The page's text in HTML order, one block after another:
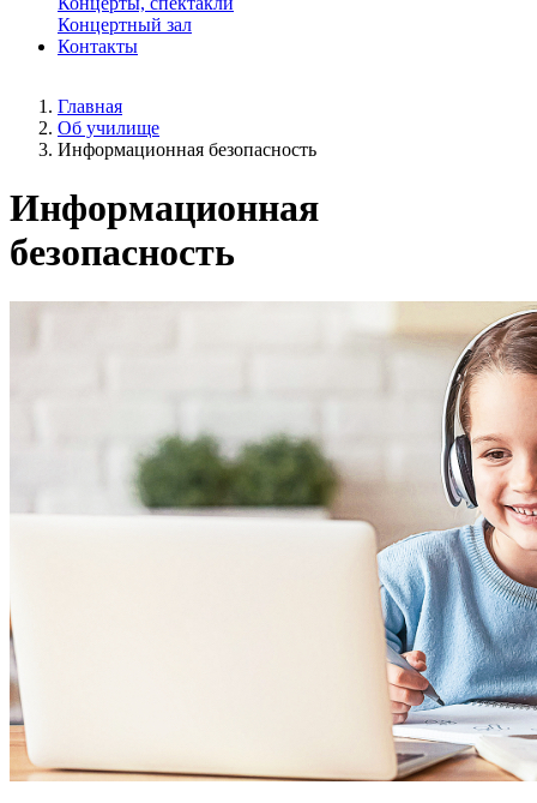
Концертный зал
Контакты
Главная
Об училище
Информационная безопасность
Информационная
безопасность